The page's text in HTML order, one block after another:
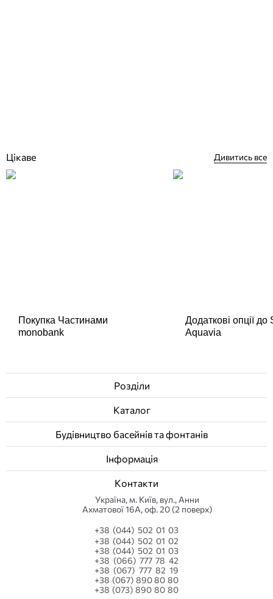
Цікаве Дивитись все
Покупка Частинами
monobank
Додаткові опції
Aquavia
Розділи
Каталог
Будівництво басейнів та фонтанів
Інформація
Контакти
Українa, м. Київ, вул., Анни
Ахматової 16А, оф. 20 (2 поверх)
+38 (044) 502 01 03
+38 (044) 502 01 02
+38 (044) 502 01 03
+38 (066) 777 78 42
+38 (067) 777 82 19
+38 (067) 890 80 80
+38 (073) 890 80 80